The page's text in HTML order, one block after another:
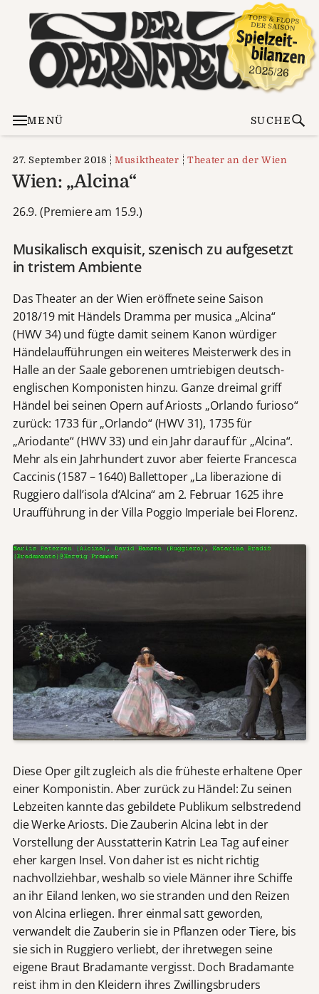
MENÜ SUCHE
27. September 2018 Musiktheater Theater an der Wien
Wien: „Alcina“
26.9. (Premiere am 15.9.)
Musikalisch exquisit, szenisch zu aufgesetzt
in tristem Ambiente
Das Theater an der Wien eröffnete seine Saison
2018/19 mit Händels Dramma per musica „Alcina“
(HWV 34) und fügte damit seinem Kanon würdiger
Händelaufführungen ein weiteres Meisterwerk des in
Halle an der Saale geborenen umtriebigen deutsch-
englischen Komponisten hinzu. Ganze dreimal griff
Händel bei seinen Opern auf Ariosts „Orlando furioso“
zurück: 1733 für „Orlando“ (HWV 31), 1735 für
„Ariodante“ (HWV 33) und ein Jahr darauf für „Alcina“.
Mehr als ein Jahrhundert zuvor aber feierte Francesca
Caccinis (1587 – 1640) Ballettoper „La liberazione di
Ruggiero dall’isola d’Alcina“ am 2. Februar 1625 ihre
Uraufführung in der Villa Poggio Imperiale bei Florenz.
Diese Oper gilt zugleich als die früheste erhaltene Oper
einer Komponistin. Aber zurück zu Händel: Zu seinen
Lebzeiten kannte das gebildete Publikum selbstredend
die Werke Ariosts. Die Zauberin Alcina lebt in der
Vorstellung der Ausstatterin Katrin Lea Tag auf einer
eher kargen Insel. Von daher ist es nicht richtig
nachvollziehbar, weshalb so viele Männer ihre Schiffe
an ihr Eiland lenken, wo sie stranden und den Reizen
von Alcina erliegen. Ihrer einmal satt geworden,
verwandelt die Zauberin sie in Pflanzen oder Tiere, bis
sie sich in Ruggiero verliebt, der ihretwegen seine
eigene Braut Bradamante vergisst. Doch Bradamante
reist ihm in den Kleidern ihres Zwillingsbruders